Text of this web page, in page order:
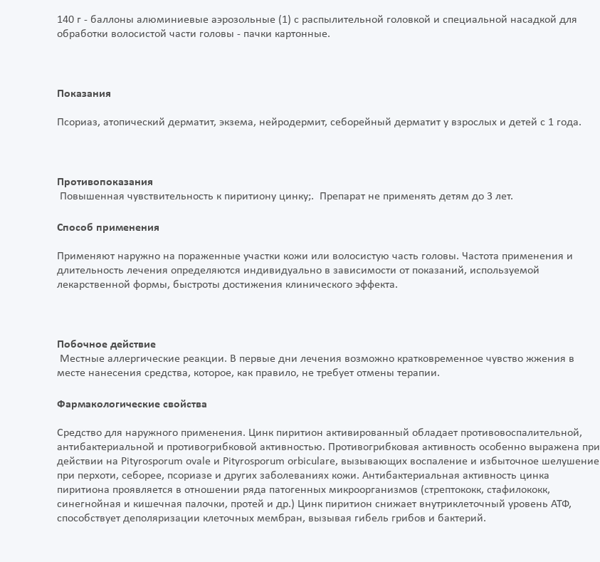
140 г - баллоны алюминиевые аэрозольные (1) с распылительной головкой и специальной насадкой для
обработки волосистой части головы - пачки картонные.
Показания
Псориаз, атопический дерматит, экзема, нейродермит, себорейный дерматит у взрослых и детей с 1 года.
Противопоказания
Повышенная чувствительность к пиритиону цинку;. Препарат не применять детям до 3 лет.
Способ применения
Применяют наружно на пораженные участки кожи или волосистую часть головы. Частота применения и
длительность лечения определяются индивидуально в зависимости от показаний, используемой
лекарственной формы, быстроты достижения клинического эффекта.
Побочное действие
Местные аллергические реакции. В первые дни лечения возможно кратковременное чувство жжения в
месте нанесения средства, которое, как правило, не требует отмены терапии.
Фармакологические свойства
Средство для наружного применения. Цинк пиритион активированный обладает противовоспалительной,
антибактериальной и противогрибковой активностью. Противогрибковая активность особенно выражена при
действии на Pityrosporum ovale и Pityrosporum orbiculare, вызывающих воспаление и избыточное шелушение
при перхоти, себорее, псориазе и других заболеваниях кожи. Антибактериальная активность цинка
пиритиона проявляется в отношении ряда патогенных микроорганизмов (стрептококк, стафилококк,
синегнойная и кишечная палочки, протей и др.) Цинк пиритион снижает внутриклеточный уровень АТФ,
способствует деполяризации клеточных мембран, вызывая гибель грибов и бактерий.